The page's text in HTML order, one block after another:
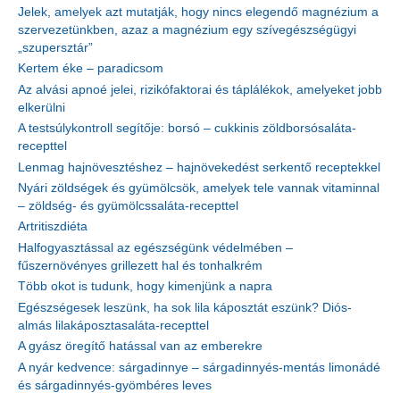
Jelek, amelyek azt mutatják, hogy nincs elegendő magnézium a
szervezetünkben, azaz a magnézium egy szívegészségügyi
„szupersztár”
Kertem éke – paradicsom
Az alvási apnoé jelei, rizikófaktorai és táplálékok, amelyeket jobb
elkerülni
A testsúlykontroll segítője: borsó – cukkinis zöldborsósaláta-
recepttel
Lenmag hajnövesztéshez – hajnövekedést serkentő receptekkel
Nyári zöldségek és gyümölcsök, amelyek tele vannak vitaminnal
– zöldség- és gyümölcssaláta-recepttel
Artritiszdiéta
Halfogyasztással az egészségünk védelmében –
fűszernövényes grillezett hal és tonhalkrém
Több okot is tudunk, hogy kimenjünk a napra
Egészségesek leszünk, ha sok lila káposztát eszünk? Diós-
almás lilakáposztasaláta-recepttel
A gyász öregítő hatással van az emberekre
A nyár kedvence: sárgadinnye – sárgadinnyés-mentás limonádé
és sárgadinnyés-gyömbéres leves